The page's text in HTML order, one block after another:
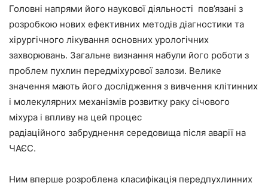
Головні напрями його наукової діяльності пов’язані з
розробкою нових ефективних методів діагностики та
хірургічного лікування основних урологічних
захворювань. Загальне визнання набули його роботи з
проблем пухлин передміхурової залози. Велике
значення мають його дослідження з вивчення клітинних
і молекулярних механізмів розвитку раку січового
міхура і впливу на цей процес
радіаційного забруднення середовища після аварії на
ЧАЄС.
Ним вперше розроблена класифікація передпухлинних